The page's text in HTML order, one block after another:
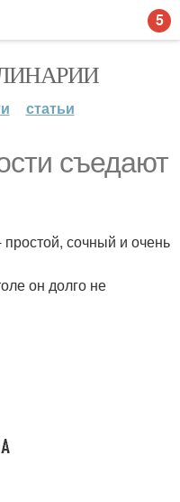
статьи
съедают
сочный и очень
он долго не
5